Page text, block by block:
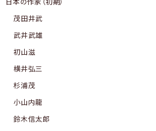
日本の作家（初期）
茂田井武
武井武雄
初山滋
横井弘三
杉浦茂
小山内龍
鈴木信太郎